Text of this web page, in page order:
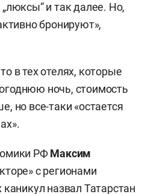
и так далее. Но,
бронируют»,
в тех отелях, которые
ночь, стоимость
но все-таки «остается
РФМаксим
с регионами
назвал Татарстан